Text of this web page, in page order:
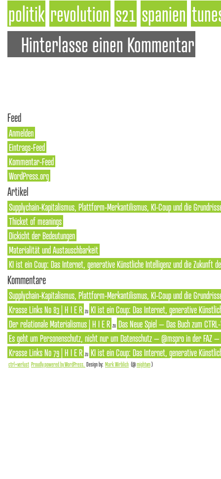
politik revolution s21 spanien
Hinterlasse einen Kommentar
Feed
Anmelden
Eintrags-Feed
Kommentar-Feed
WordPress.org
Artikel
Supplychain-Kapitalismus, Plattform-Merkantilismus, KI-Coup und die
Thicket of meanings
Dickicht der Bedeutungen
Materialität und Austauschbarkeit
KI ist ein Coup: Das Internet, generative Künstliche Intelligenz und die Zukunft
Kommentare
Supplychain-Kapitalismus, Plattform-Merkantilismus, KI-Coup und die
Krasse Links No 83 | H I E R zu KI ist ein Coup: Das Internet, generative
Der relationale Materialismus | H I E R zu Das Neue Spiel – Das Buch zum
Es geht um Personenschutz, nicht nur um Datenschutz – @mspro in der FAZ
Krasse Links No 79 | H I E R zu KI ist ein Coup: Das Internet, generative
ctrl+verlust Proudly powered by WordPress. Design by: Mark Wirblich (@mightym)